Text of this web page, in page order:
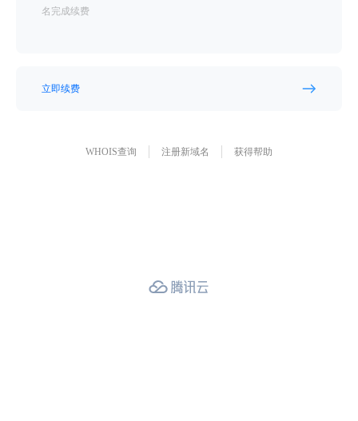
名完成续费
立即续费
WHOIS查询 注册新域名 获得帮助